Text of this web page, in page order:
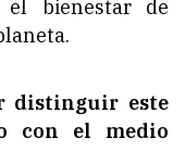
el bienestar de
distinguir este
con el medio